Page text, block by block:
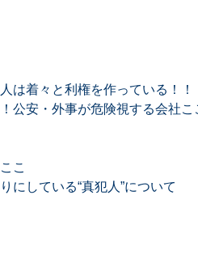
は着々と利権を作っている！！
公安・外事が危険視する会社
こ
にしている“真犯人”について